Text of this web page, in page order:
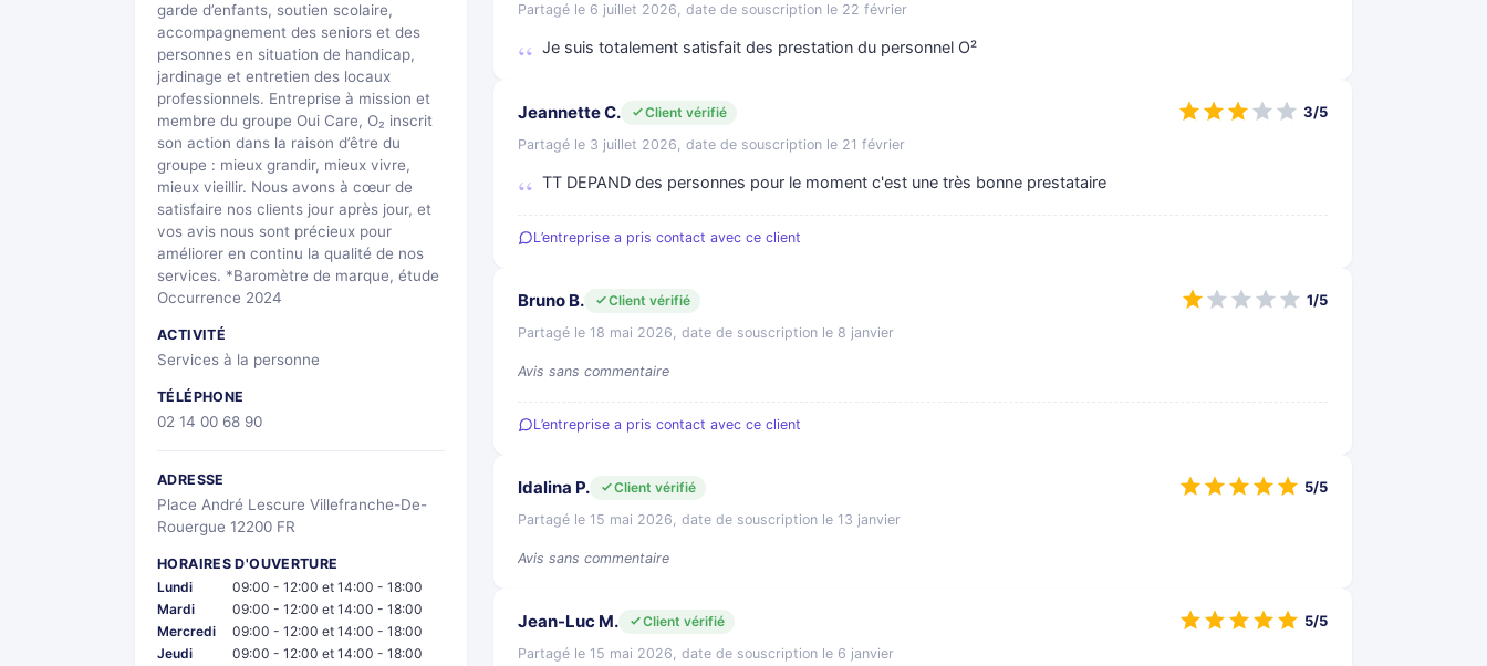
garde d’enfants, soutien scolaire,
accompagnement des seniors et des
personnes en situation de handicap,
jardinage et entretien des locaux
professionnels. Entreprise à mission et
membre du groupe Oui Care, O₂ inscrit
son action dans la raison d’être du
groupe : mieux grandir, mieux vivre,
mieux vieillir. Nous avons à cœur de
satisfaire nos clients jour après jour, et
vos avis nous sont précieux pour
améliorer en continu la qualité de nos
services. *Baromètre de marque, étude
Occurrence 2024
ACTIVITÉ
Services à la personne
TÉLÉPHONE
02 14 00 68 90
ADRESSE
Place André Lescure Villefranche-De-
Rouergue 12200 FR
HORAIRES D'OUVERTURE
Lundi
09:00 - 12:00 et 14:00 - 18:00
Mardi
09:00 - 12:00 et 14:00 - 18:00
Mercredi
09:00 - 12:00 et 14:00 - 18:00
Jeudi
09:00 - 12:00 et 14:00 - 18:00
Partagé le 6 juillet 2026, date de souscription le 22 février
Je suis totalement satisfait des prestation du personnel O²
Jeannette C.
Client vérifié
Partagé le 3 juillet 2026, date de souscription le 21 février
TT DEPAND des personnes pour le moment c'est une très bonne prestataire
3/5
L’entreprise a pris contact avec ce client
Bruno B.
Client vérifié
Partagé le 18 mai 2026, date de souscription le 8 janvier
Avis sans commentaire
1/5
L’entreprise a pris contact avec ce client
Idalina P.
Client vérifié
Partagé le 15 mai 2026, date de souscription le 13 janvier
Avis sans commentaire
5/5
Jean-Luc M.
Client vérifié
Partagé le 15 mai 2026, date de souscription le 6 janvier
5/5